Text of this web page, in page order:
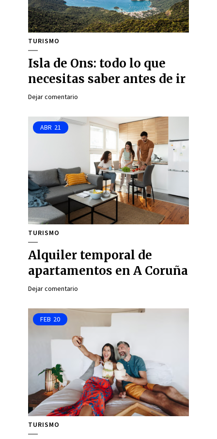
TURISMO
Isla de Ons: todo lo que
necesitas saber antes de ir
Dejar comentario
ABR 21
TURISMO
Alquiler temporal de
apartamentos en A Coruña
Dejar comentario
FEB 20
TURISMO